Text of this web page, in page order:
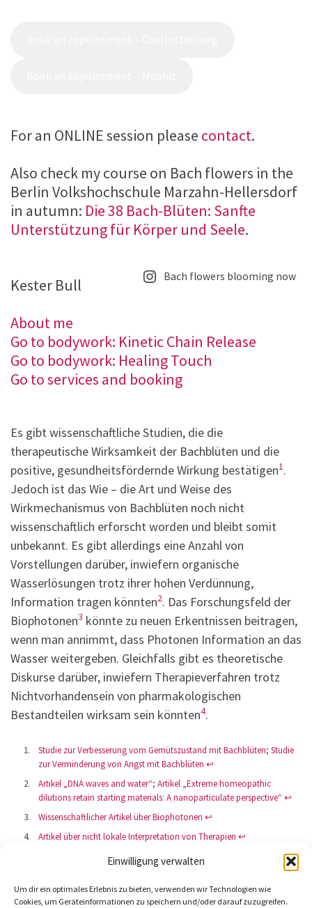
Einwilligung verwalten
Um dir ein optimales Erlebnis zu bieten, verwenden wir Technologien wie
Cookies, um Geräteinformationen zu speichern und/oder darauf zuzugreifen.
For an ONLINE session please contact.
Also check my course on Bach flowers in the
Berlin Volkshochschule Marzahn-Hellersdorf
in autumn: Die 38 Bach-Blüten: Sanfte
Unterstützung für Körper und Seele.
Bach flowers blooming now
Kester Bull
About me
Go to bodywork: Kinetic Chain Release
Go to bodywork: Healing Touch
Go to services and booking
Es gibt wissenschaftliche Studien, die die
therapeutische Wirksamkeit der Bachblüten und die
positive, gesundheitsfördernde Wirkung bestätigen1.
Jedoch ist das Wie – die Art und Weise des
Wirkmechanismus von Bachblüten noch nicht
wissenschaftlich erforscht worden und bleibt somit
unbekannt. Es gibt allerdings eine Anzahl von
Vorstellungen darüber, inwiefern organische
Wasserlösungen trotz ihrer hohen Verdünnung,
Information tragen könnten2. Das Forschungsfeld der
Biophotonen3 könnte zu neuen Erkentnissen beitragen,
wenn man annimmt, dass Photonen Information an das
Wasser weitergeben. Gleichfalls gibt es theoretische
Diskurse darüber, inwiefern Therapieverfahren trotz
Nichtvorhandensein von pharmakologischen
Bestandteilen wirksam sein könnten4.
Studie zur Verbesserung vom Gemütszustand mit Bachblüten; Studie
zur Verminderung von Angst mit Bachblüten ↩︎
Artikel „DNA waves and water“; Artikel „Extreme homeopathic
dilutions retain starting materials: A nanoparticulate perspective“ ↩︎
Wissenschaftlicher Artikel über Biophotonen ↩︎
Artikel über nicht lokale Interpretation von Therapien ↩︎
Back to About me